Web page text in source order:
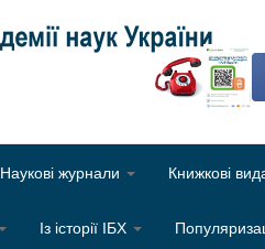
Оберіть свою
Наукові журнали Книжкові
Із історії ІБХ